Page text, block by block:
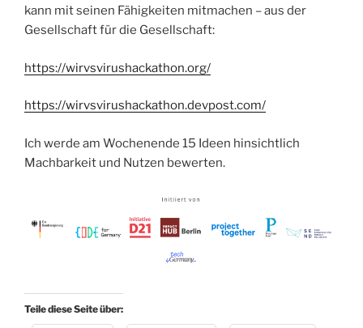
kann mit seinen Fähigkeiten mitmachen – aus der
Gesellschaft für die Gesellschaft:
https://wirvsvirushackathon.org/
https://wirvsvirushackathon.devpost.com/
Ich werde am Wochenende 15 Ideen hinsichtlich
Machbarkeit und Nutzen bewerten.
Teile diese Seite über: